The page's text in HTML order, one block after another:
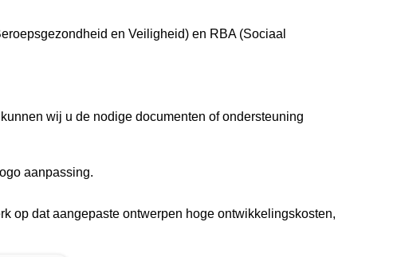
en Veiligheid) en RBA (Sociaal
wij u de nodige documenten of ondersteuning
aanpassing.
op dat aangepaste ontwerpen hoge ontwikkelingskosten,